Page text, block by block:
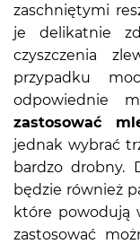
zaschniętymi
je delikatnie
czyszczenia
przypadku
odpowiednie
zastosować
jednak wybrać
bardzo drobny.
będzie również
które powodują
zastosować